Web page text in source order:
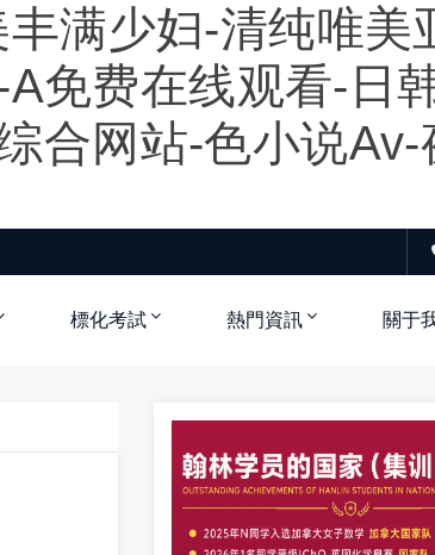
满少妇-清纯唯美
免费在线观看-日
合网站-色小说av-
標化考試 熱門資訊 關于